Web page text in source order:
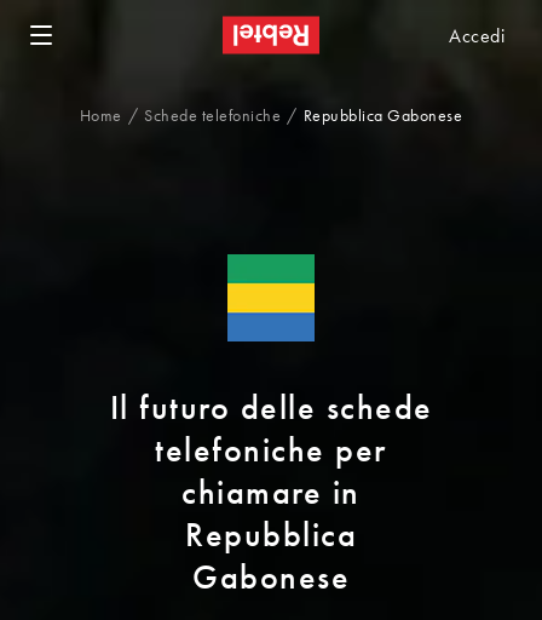
Home Schede telefoniche Repubblica Gabonese
Accedi
Il futuro delle schede
telefoniche per
chiamare in
Repubblica
Gabonese